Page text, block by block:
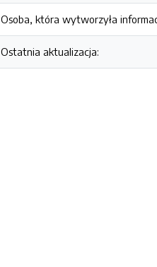
Osoba, która wytworzyła
Ostatnia aktualizacja: